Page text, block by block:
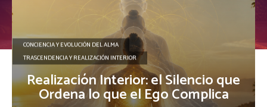
CONCIENCIA Y EVOLUCIÓN DEL ALMA
TRASCENDENCIA Y REALIZACIÓN INTERIOR
Realización Interior: el Silencio que
Ordena lo que el Ego Complica